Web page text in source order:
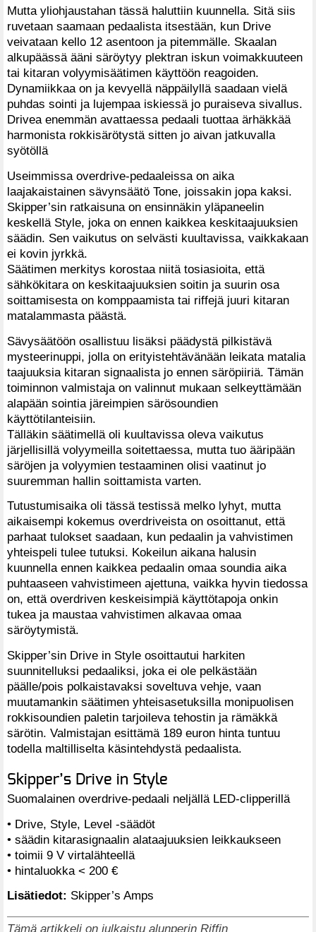
Mutta yliohjaustahan tässä haluttiin kuunnella. Sitä siis
ruvetaan saamaan pedaalista itsestään, kun Drive
veivataan kello 12 asentoon ja pitemmälle. Skaalan
alkupäässä ääni säröytyy plektran iskun voimakkuuteen
tai kitaran volyymisäätimen käyttöön reagoiden.
Dynamiikkaa on ja kevyellä näppäilyllä saadaan vielä
puhdas sointi ja lujempaa iskiessä jo puraiseva sivallus.
Drivea enemmän avattaessa pedaali tuottaa ärhäkkää
harmonista rokkisärötystä sitten jo aivan jatkuvalla
syötöllä
Useimmissa overdrive-pedaaleissa on aika
laajakaistainen sävynsäätö Tone, joissakin jopa kaksi.
Skipper’sin ratkaisuna on ensinnäkin yläpaneelin
keskellä Style, joka on ennen kaikkea keskitaajuuksien
säädin. Sen vaikutus on selvästi kuultavissa, vaikkakaan
ei kovin jyrkkä.
Säätimen merkitys korostaa niitä tosiasioita, että
sähkökitara on keskitaajuuksien soitin ja suurin osa
soittamisesta on komppaamista tai riffejä juuri kitaran
matalammasta päästä.
Sävysäätöön osallistuu lisäksi päädystä pilkistävä
mysteerinuppi, jolla on erityistehtävänään leikata matalia
taajuuksia kitaran signaalista jo ennen säröpiiriä. Tämän
toiminnon valmistaja on valinnut mukaan selkeyttämään
alapään sointia järeimpien särösoundien
käyttötilanteisiin.
Tälläkin säätimellä oli kuultavissa oleva vaikutus
järjellisillä volyymeilla soitettaessa, mutta tuo ääripään
säröjen ja volyymien testaaminen olisi vaatinut jo
suuremman hallin soittamista varten.
Tutustumisaika oli tässä testissä melko lyhyt, mutta
aikaisempi kokemus overdriveista on osoittanut, että
parhaat tulokset saadaan, kun pedaalin ja vahvistimen
yhteispeli tulee tutuksi. Kokeilun aikana halusin
kuunnella ennen kaikkea pedaalin omaa soundia aika
puhtaaseen vahvistimeen ajettuna, vaikka hyvin tiedossa
on, että overdriven keskeisimpiä käyttötapoja onkin
tukea ja maustaa vahvistimen alkavaa omaa
säröytymistä.
Skipper’sin Drive in Style osoittautui harkiten
suunnitelluksi pedaaliksi, joka ei ole pelkästään
päälle/pois polkaistavaksi soveltuva vehje, vaan
muutamankin säätimen yhteisasetuksilla monipuolisen
rokkisoundien paletin tarjoileva tehostin ja rämäkkä
särötin. Valmistajan esittämä 189 euron hinta tuntuu
todella maltilliselta käsintehdystä pedaalista.
Skipper’s Drive in Style
Suomalainen overdrive-pedaali neljällä LED-clipperillä
• Drive, Style, Level -säädöt
• säädin kitarasignaalin alataajuuksien leikkaukseen
• toimii 9 V virtalähteellä
• hintaluokka < 200 €
Lisätiedot: Skipper’s Amps
Tämä artikkeli on julkaistu alunperin Riffin